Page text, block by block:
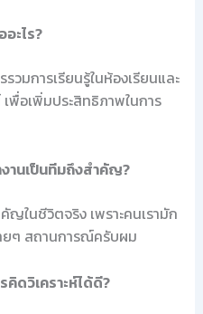
ะไร?
วมการเรียนรู้ในห้องเรียนและ
พื่อเพิ่มประสิทธิภาพในการ
านเป็นทีมถึงสำคัญ?
ญในชีวิตจริง เพราะคนเรามัก
ยๆ สถานการณ์ครับผม
ดวิเคราะห์ได้ดี?